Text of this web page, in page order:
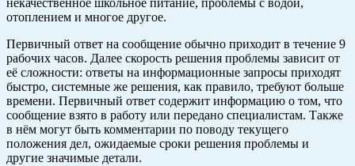
некачественное школьное питание, проблемы с водой,
отоплением и многое другое.
Первичный ответ на сообщение обычно приходит в течение 9
рабочих часов. Далее скорость решения проблемы зависит от
её сложности: ответы на информационные запросы приходят
быстро, системные же решения, как правило, требуют больше
времени. Первичный ответ содержит информацию о том, что
сообщение взято в работу или передано специалистам. Также
в нём могут быть комментарии по поводу текущего
положения дел, ожидаемые сроки решения проблемы и
другие значимые детали.